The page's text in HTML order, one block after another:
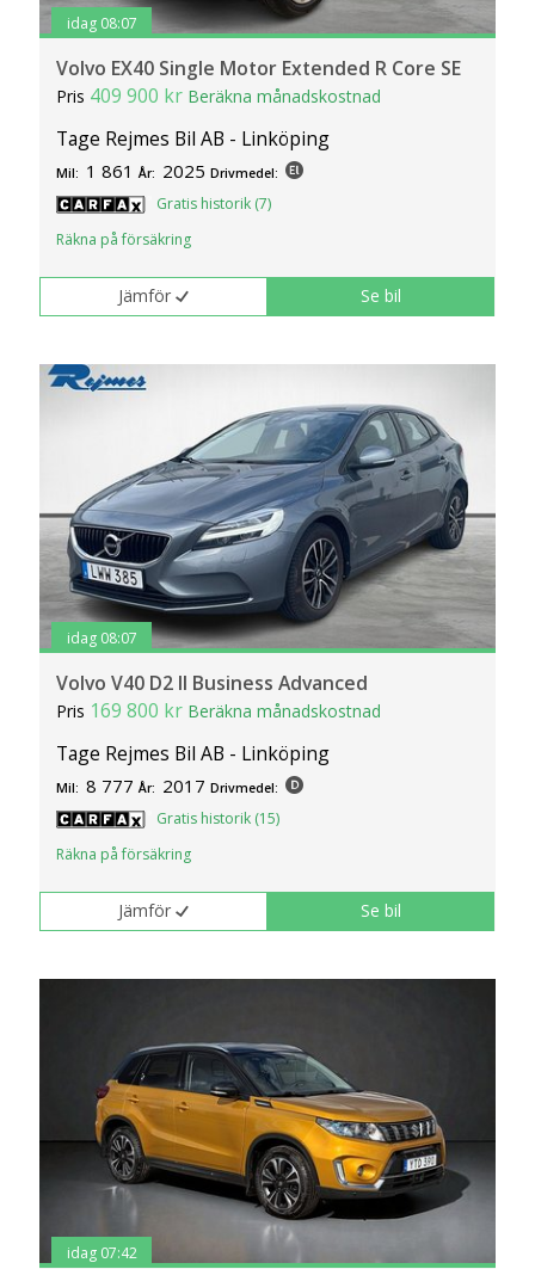
idag 08:07
Volvo EX40 Single Motor Extended R Core SE
Pris 409 900 kr Beräkna månadskostnad
Tage Rejmes Bil AB - Linköping
Mil: 1 861 År: 2025 Drivmedel:
Gratis historik (7)
Räkna på försäkring
Jämför Se bil
idag 08:07
Volvo V40 D2 II Business Advanced
Pris 169 800 kr Beräkna månadskostnad
Tage Rejmes Bil AB - Linköping
Mil: 8 777 År: 2017 Drivmedel:
Gratis historik (15)
Räkna på försäkring
Jämför Se bil
idag 07:42